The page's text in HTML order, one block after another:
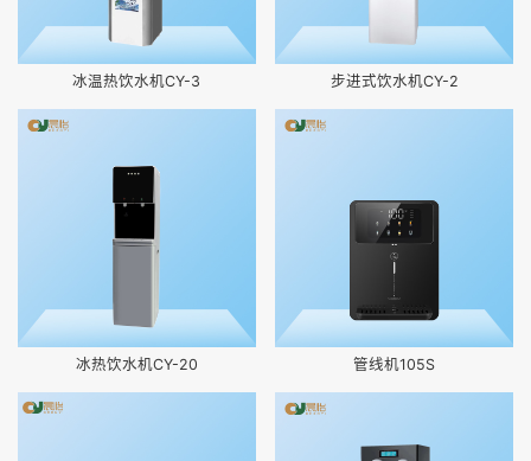
冰温热饮水机CY-3 步进式饮水机CY-2
冰热饮水机CY-20 管线机105S